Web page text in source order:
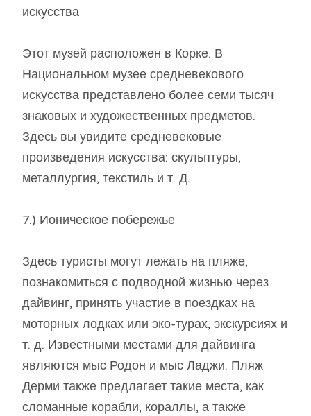
искусства
Этот музей расположен в Корке. В
Национальном музее средневекового
искусства представлено более семи тысяч
знаковых и художественных предметов.
Здесь вы увидите средневековые
произведения искусства: скульптуры,
металлургия, текстиль и т. Д.
7.) Ионическое побережье
Здесь туристы могут лежать на пляже,
познакомиться с подводной жизнью через
дайвинг, принять участие в поездках на
моторных лодках или эко-турах, экскурсиях и
т. д. Известными местами для дайвинга
являются мыс Родон и мыс Ладжи. Пляж
Дерми также предлагает такие места, как
сломанные корабли, кораллы, а также